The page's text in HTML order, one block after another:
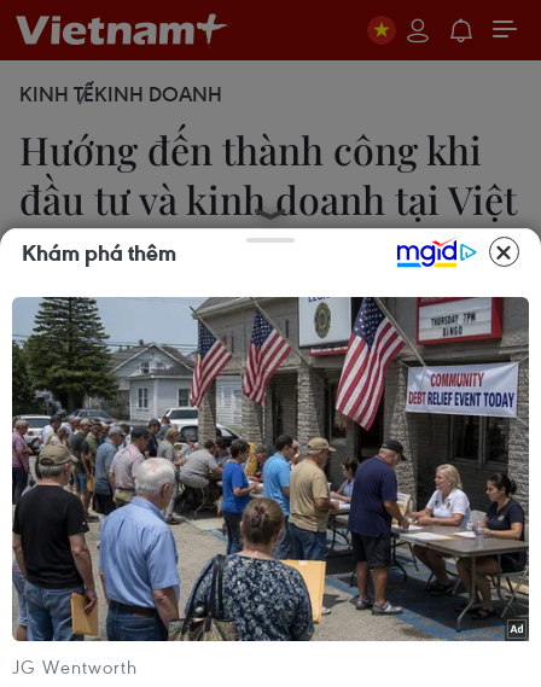
KINH TẾKINH DOANH
Hướng đến thành công khi
đầu tư và kinh doanh tại Việt
Nam
Thúy Hiền
07/09/2020 11:30
Chiều 7/9, tại Hà Nội, Bộ Kế hoạch Đầu tư và
Ngân hàng nhà nước Việt Nam phối hợp với Ngân
hàng Standard Chartered tổ chức Hội nghị trực
tuyến với chủ đề “Việt Nam-Ngôi sao đang lên.”
Khám phá thêm
JG Wentworth